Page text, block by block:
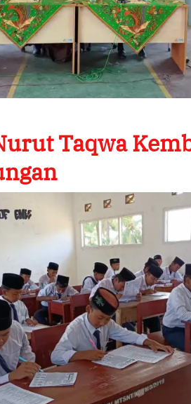
Taqwa